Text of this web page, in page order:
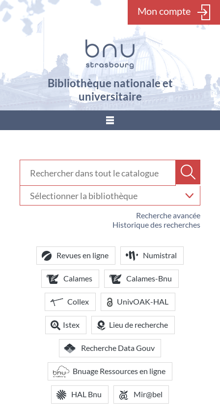
Mon compte
Bibliothèque nationale et
universitaire
???
Recherche avancée
Historique des recherches
votre
bibliothèque
Revues en ligne Numistral
Calames Calames-Bnu
Collex UnivOAK-HAL
Istex Lieu de recherche
Recherche Data Gouv
Bnuage Ressources en ligne
HAL Bnu Mir@bel